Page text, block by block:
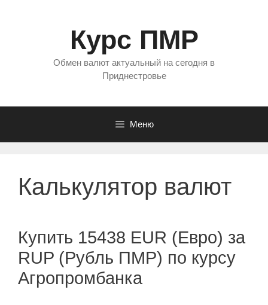
Курс ПМР
Обмен валют актуальный на сегодня в
Приднестровье
Меню
Калькулятор валют
Купить 15438 EUR (Евро) за
RUP (Рубль ПМР) по курсу
Агропромбанка